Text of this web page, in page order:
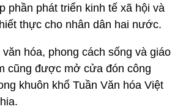
phần phát triển kinh tế xã hội và
thực cho nhân dân hai nước.
hóa, phong cách sống và giáo
cũng được mở cửa đón công
khuôn khổ Tuần Văn hóa Việt